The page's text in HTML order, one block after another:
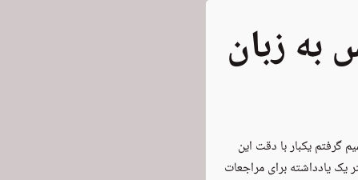
زبان
گرفتم یکبار با دقت این
یک یادداشته برای مراجعات